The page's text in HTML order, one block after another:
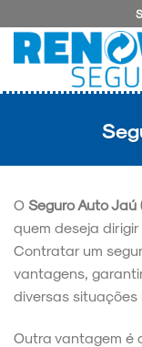
to
content
O Seguro Auto Jaú
quem deseja
Contratar um
vantagens,
diversas situações
Outra vantagem é